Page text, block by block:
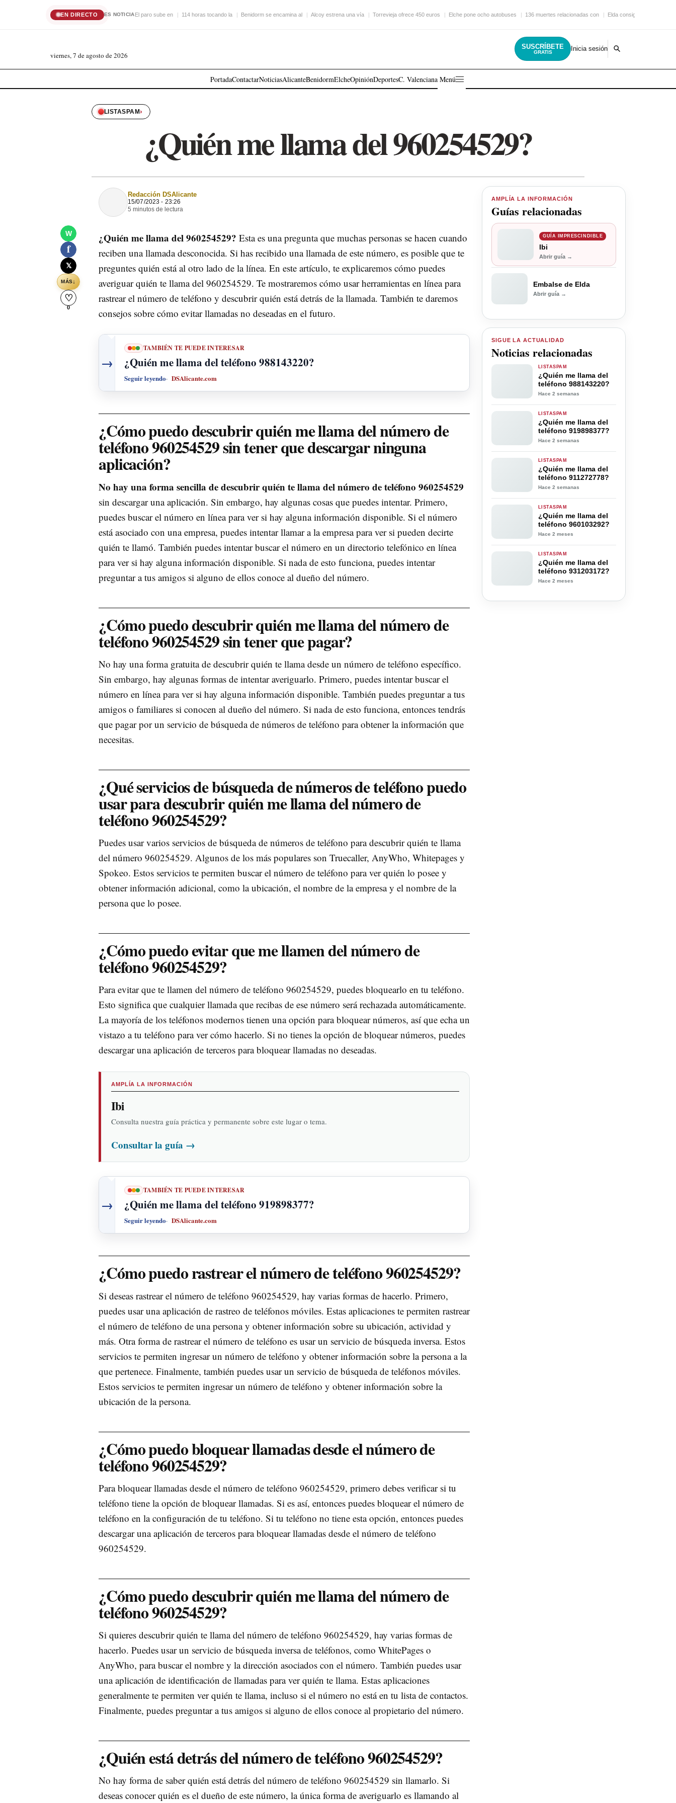
EN DIRECTO ES NOTICIAEl paro sube en 114 horas tocando la Benidorm se encamina al Alcoy estrena una vía Torrevieja ofrece 450 euros Elche pone ocho autobuses 136 muertes relacionadas con Elda consigue una nueva
viernes, 7 de agosto de 2026
SUSCRÍBETE
GRATIS Inicia sesión
PortadaContactarNoticiasAlicanteBenidormElcheOpiniónDeportesC. Valenciana Menú
LISTASPAM›
¿Quién me llama del 960254529?
W
f
𝕏
MÁS↓
♡
0
Redacción DSAlicante
15/07/2023 - 23:26
5 minutos de lectura
¿Quién me llama del 960254529? Esta es una pregunta que muchas personas se hacen cuando
reciben una llamada desconocida. Si has recibido una llamada de este número, es posible que te
preguntes quién está al otro lado de la línea. En este artículo, te explicaremos cómo puedes
averiguar quién te llama del 960254529. Te mostraremos cómo usar herramientas en línea para
rastrear el número de teléfono y descubrir quién está detrás de la llamada. También te daremos
consejos sobre cómo evitar llamadas no deseadas en el futuro.
→
TAMBIÉN TE PUEDE INTERESAR
¿Quién me llama del teléfono 988143220?
Seguir leyendo DSAlicante.com
¿Cómo puedo descubrir quién me llama del número de
teléfono 960254529 sin tener que descargar ninguna
aplicación?
No hay una forma sencilla de descubrir quién te llama del número de teléfono 960254529
sin descargar una aplicación. Sin embargo, hay algunas cosas que puedes intentar. Primero,
puedes buscar el número en línea para ver si hay alguna información disponible. Si el número
está asociado con una empresa, puedes intentar llamar a la empresa para ver si pueden decirte
quién te llamó. También puedes intentar buscar el número en un directorio telefónico en línea
para ver si hay alguna información disponible. Si nada de esto funciona, puedes intentar
preguntar a tus amigos si alguno de ellos conoce al dueño del número.
¿Cómo puedo descubrir quién me llama del número de
teléfono 960254529 sin tener que pagar?
No hay una forma gratuita de descubrir quién te llama desde un número de teléfono específico.
Sin embargo, hay algunas formas de intentar averiguarlo. Primero, puedes intentar buscar el
número en línea para ver si hay alguna información disponible. También puedes preguntar a tus
amigos o familiares si conocen al dueño del número. Si nada de esto funciona, entonces tendrás
que pagar por un servicio de búsqueda de números de teléfono para obtener la información que
necesitas.
¿Qué servicios de búsqueda de números de teléfono puedo
usar para descubrir quién me llama del número de
teléfono 960254529?
Puedes usar varios servicios de búsqueda de números de teléfono para descubrir quién te llama
del número 960254529. Algunos de los más populares son Truecaller, AnyWho, Whitepages y
Spokeo. Estos servicios te permiten buscar el número de teléfono para ver quién lo posee y
obtener información adicional, como la ubicación, el nombre de la empresa y el nombre de la
persona que lo posee.
¿Cómo puedo evitar que me llamen del número de
teléfono 960254529?
Para evitar que te llamen del número de teléfono 960254529, puedes bloquearlo en tu teléfono.
Esto significa que cualquier llamada que recibas de ese número será rechazada automáticamente.
La mayoría de los teléfonos modernos tienen una opción para bloquear números, así que echa un
vistazo a tu teléfono para ver cómo hacerlo. Si no tienes la opción de bloquear números, puedes
descargar una aplicación de terceros para bloquear llamadas no deseadas.
AMPLÍA LA INFORMACIÓN
Ibi
Consulta nuestra guía práctica y permanente sobre este lugar o tema.
Consultar la guía →
→
TAMBIÉN TE PUEDE INTERESAR
¿Quién me llama del teléfono 919898377?
Seguir leyendo DSAlicante.com
¿Cómo puedo rastrear el número de teléfono 960254529?
Si deseas rastrear el número de teléfono 960254529, hay varias formas de hacerlo. Primero,
puedes usar una aplicación de rastreo de teléfonos móviles. Estas aplicaciones te permiten rastrear
el número de teléfono de una persona y obtener información sobre su ubicación, actividad y
más. Otra forma de rastrear el número de teléfono es usar un servicio de búsqueda inversa. Estos
servicios te permiten ingresar un número de teléfono y obtener información sobre la persona a la
que pertenece. Finalmente, también puedes usar un servicio de búsqueda de teléfonos móviles.
Estos servicios te permiten ingresar un número de teléfono y obtener información sobre la
ubicación de la persona.
¿Cómo puedo bloquear llamadas desde el número de
teléfono 960254529?
Para bloquear llamadas desde el número de teléfono 960254529, primero debes verificar si tu
teléfono tiene la opción de bloquear llamadas. Si es así, entonces puedes bloquear el número de
teléfono en la configuración de tu teléfono. Si tu teléfono no tiene esta opción, entonces puedes
descargar una aplicación de terceros para bloquear llamadas desde el número de teléfono
960254529.
¿Cómo puedo descubrir quién me llama del número de
teléfono 960254529?
Si quieres descubrir quién te llama del número de teléfono 960254529, hay varias formas de
hacerlo. Puedes usar un servicio de búsqueda inversa de teléfonos, como WhitePages o
AnyWho, para buscar el nombre y la dirección asociados con el número. También puedes usar
una aplicación de identificación de llamadas para ver quién te llama. Estas aplicaciones
generalmente te permiten ver quién te llama, incluso si el número no está en tu lista de contactos.
Finalmente, puedes preguntar a tus amigos si alguno de ellos conoce al propietario del número.
¿Quién está detrás del número de teléfono 960254529?
No hay forma de saber quién está detrás del número de teléfono 960254529 sin llamarlo. Si
deseas conocer quién es el dueño de este número, la única forma de averiguarlo es llamando al
AMPLÍA LA INFORMACIÓN
Guías relacionadas
GUÍA IMPRESCINDIBLE
Ibi
Abrir guía →
Embalse de Elda
Abrir guía →
SIGUE LA ACTUALIDAD
Noticias relacionadas
LISTASPAM
¿Quién me llama del
teléfono 988143220?
Hace 2 semanas
LISTASPAM
¿Quién me llama del
teléfono 919898377?
Hace 2 semanas
LISTASPAM
¿Quién me llama del
teléfono 911272778?
Hace 2 semanas
LISTASPAM
¿Quién me llama del
teléfono 960103292?
Hace 2 meses
LISTASPAM
¿Quién me llama del
teléfono 931203172?
Hace 2 meses